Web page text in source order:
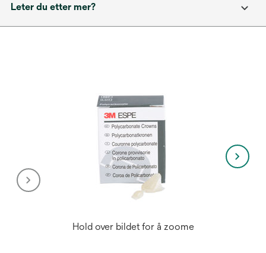
Leter du etter mer?
Hold over bildet for å zoome